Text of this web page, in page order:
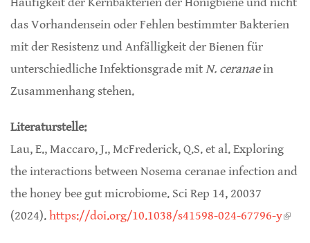
das Vorhandensein oder Fehlen bestimmter Bakterien
mit der Resistenz und Anfälligkeit der Bienen für
unterschiedliche Infektionsgrade mitN. ceranaein
Zusammenhang stehen.
Literaturstelle:
Lau, E., Maccaro, J., McFrederick, Q.S. et al. Exploring
the interactions between Nosema ceranae infection and
the honey bee gut microbiome. Sci Rep 14, 20037
(2024).https://doi.org/10.1038/s41598-024-67796-y(link